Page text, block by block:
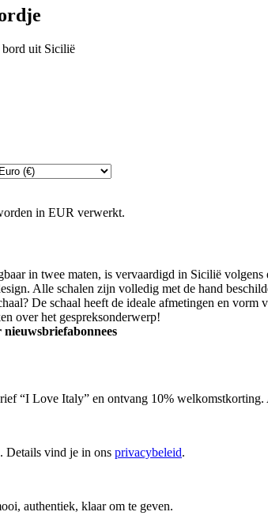
bord uit Sicilië
in EUR verwerkt.
in twee maten, is vervaardigd in Sicilië
Alle schalen zijn volledig met de hand
De schaal heeft de ideale afmetingen en
over het gespreksonderwerp!
nieuwsbriefabonnees
“I Love Italy” en ontvang 10%
Details vind je in ons privacybeleid.
authentiek, klaar om te geven.